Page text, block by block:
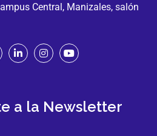
Central, Manizales, salón
a la Newsletter